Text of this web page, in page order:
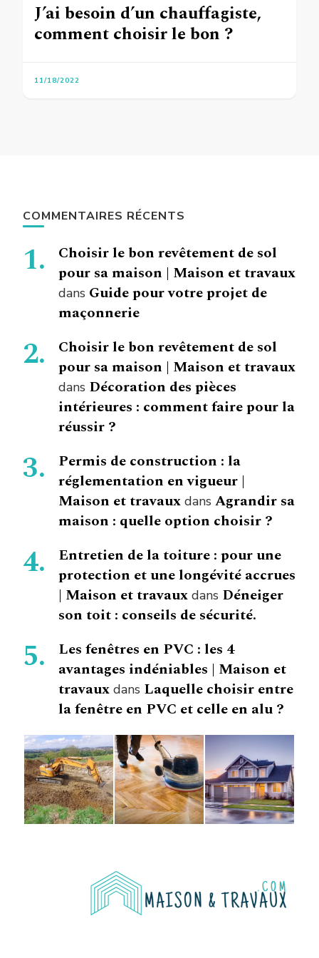
J’ai besoin d’un chauffagiste,
comment choisir le bon ?
11/18/2022
COMMENTAIRES RÉCENTS
Choisir le bon revêtement de sol
pour sa maison | Maison et travaux
dans Guide pour votre projet de
maçonnerie
Choisir le bon revêtement de sol
pour sa maison | Maison et travaux
dans Décoration des pièces
intérieures : comment faire pour la
réussir ?
Permis de construction : la
réglementation en vigueur |
Maison et travaux dans Agrandir sa
maison : quelle option choisir ?
Entretien de la toiture : pour une
protection et une longévité accrues
| Maison et travaux dans Déneiger
son toit : conseils de sécurité.
Les fenêtres en PVC : les 4
avantages indéniables | Maison et
travaux dans Laquelle choisir entre
la fenêtre en PVC et celle en alu ?